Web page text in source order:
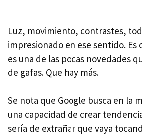
Luz, movimiento, contrastes,
impresionado en ese sentido. Es
es una de las pocas novedades
de gafas. Que hay más.
Se nota que Google busca en la
una capacidad de crear
sería de extrañar que vaya